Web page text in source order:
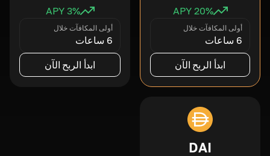
20% APY
أولى المكافآت خلال
6 ساعات
ابدأ الربح الآن
3% APY
أولى المكافآت خلال
6 ساعات
ابدأ الربح الآن
DAI